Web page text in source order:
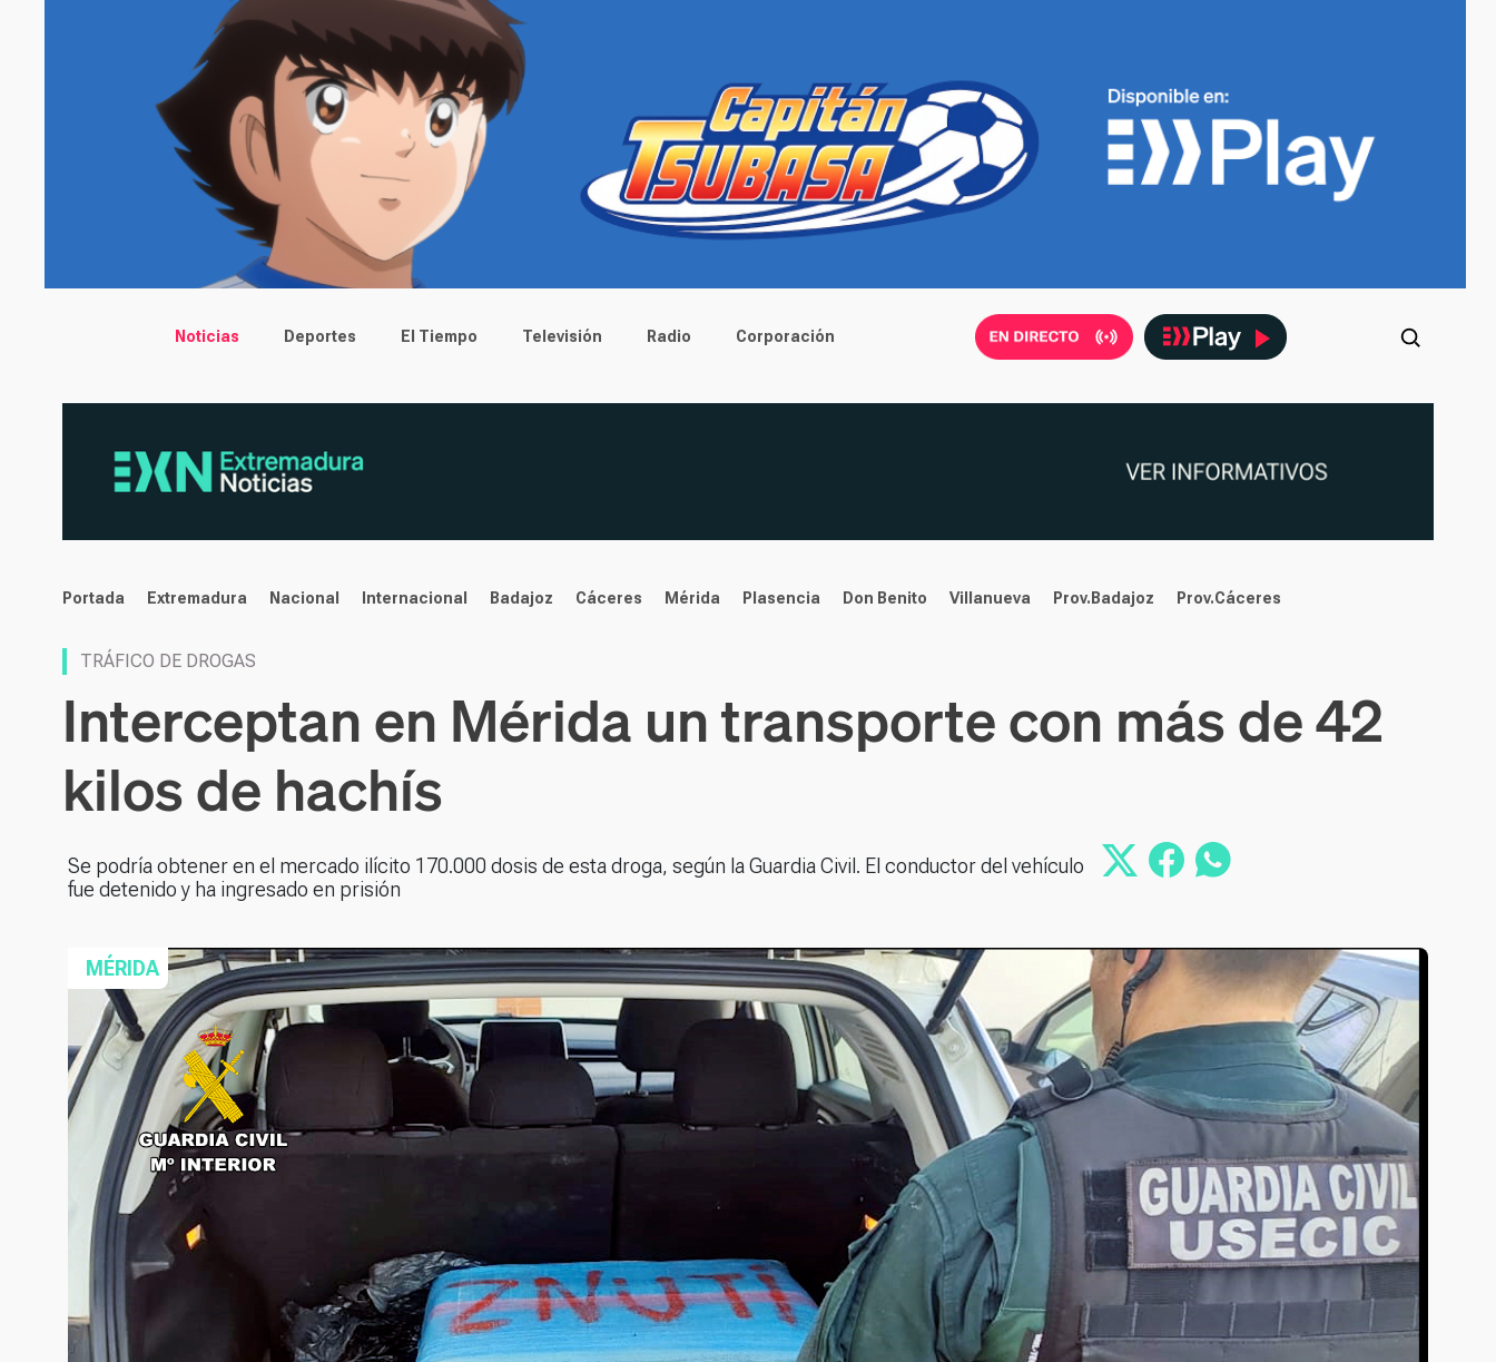
Main menu
Noticias Deportes El Tiempo Televisión Radio Corporación
noticias
Portada Extremadura Nacional Internacional Badajoz Cáceres Mérida Plasencia Don Benito Villanueva Prov.Badajoz Prov.Cáceres
TRÁFICO DE DROGAS
Interceptan en Mérida un transporte con más de 42
kilos de hachís
Se podría obtener en el mercado ilícito 170.000 dosis de esta droga, según la Guardia Civil. El conductor del vehículo
fue detenido y ha ingresado en prisión
MÉRIDA